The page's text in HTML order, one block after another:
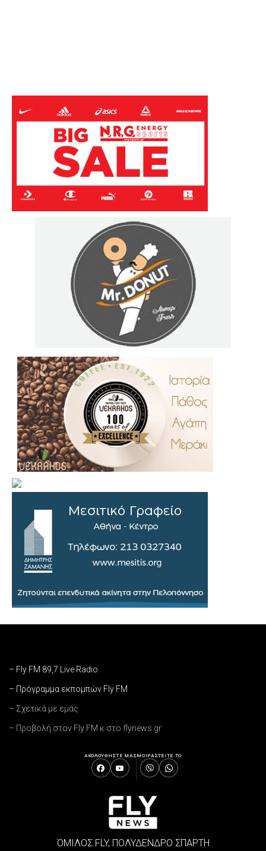
– Fly FM 89,7 Live Radio
– Πρόγραμμα εκπομπών Fly FM
– Σχετικά με εμάς
– Προβολή στον Fly FM κ στο flynews.gr
ΑΚΟΛΟΥΘΗΣΤΕ ΜΑΣΜΟΙΡΑΣΤΕΙΤΕ ΤΟ
ΌΜΙΛΟΣ FLY, ΠΟΛΥΔΕΝΔΡΟ ΣΠΑΡΤΗ